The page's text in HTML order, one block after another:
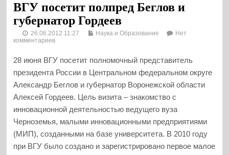
ВГУ посетит полпред Беглов и
губернатор Гордеев
26.06.2012 11:27 Наука и Образование
Нет
комментариев
28 июня ВГУ посетит полномочный представитель
президента России в Центральном федеральном округе
Александр Беглов и губернатор Воронежской области
Алексей Гордеев. Цель визита – знакомство с
инновационной деятельностью ведущего вуза
Черноземья, малыми инновационными предприятиями
(МИП), созданными на базе университета. В 2010 году
при ВГУ было создано и зарегистрировано первое малое